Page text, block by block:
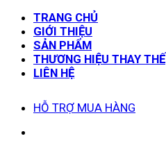
TRANG CHỦ
GIỚI THIỆU
SẢN PHẨM
THƯƠNG HIỆU THAY THẾ
LIÊN HỆ
HỖ TRỢ MUA HÀNG